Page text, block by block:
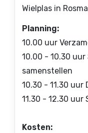
Wielplas in
Planning:
10.00 uur
10.00 - 10.30
samenstellen
10.30 - 11.30 uur
11.30 - 12.30
Kosten: